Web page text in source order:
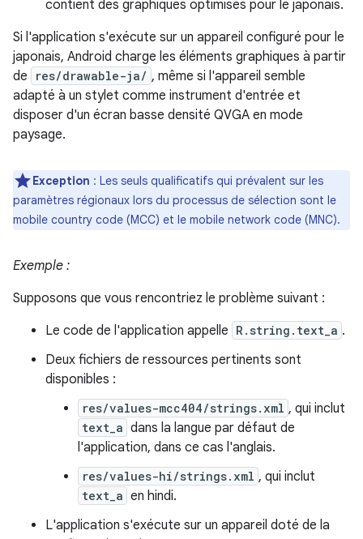
contient des graphiques optimisés pour le japonais.
Si l'application s'exécute sur un appareil configuré pour le
japonais, Android charge les éléments graphiques à partir
de
res/drawable-ja/ , même si l'appareil semble
adapté à un stylet comme instrument d'entrée et
disposer d'un écran basse densité QVGA en mode
paysage.
Exception : Les seuls qualificatifs qui prévalent sur les
paramètres régionaux lors du processus de sélection sont le
mobile country code (MCC) et le mobile network code (MNC).
Exemple :
Supposons que vous rencontriez le problème suivant :
Le code de l'application appelle R.string.text_a .
Deux fichiers de ressources pertinents sont
disponibles :
res/values-mcc404/strings.xml , qui inclut
text_a dans la langue par défaut de
l'application, dans ce cas l'anglais.
res/values-hi/strings.xml , qui inclut
text_a en hindi.
L'application s'exécute sur un appareil doté de la